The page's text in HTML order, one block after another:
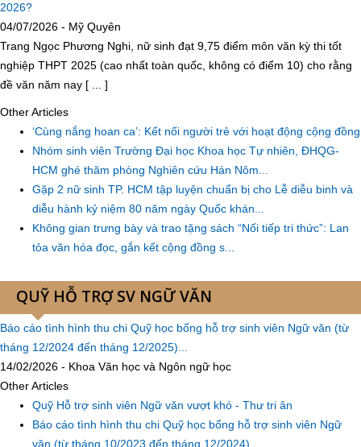
2026?
04/07/2026 - Mỹ Quyên
Trang Ngọc Phương Nghi, nữ sinh đạt 9,75 điểm môn văn kỳ thi tốt
nghiệp THPT 2025 (cao nhất toàn quốc, không có điểm 10) cho rằng
đề văn năm nay [ ... ]
Other Articles
‘Cùng nắng hoan ca’: Kết nối người trẻ với hoạt động cộng đồng
Nhóm sinh viên Trường Đại học Khoa học Tự nhiên, ĐHQG-
HCM ghé thăm phòng Nghiên cứu Hán Nôm...
Gặp 2 nữ sinh TP. HCM tập luyện chuẩn bị cho Lễ diễu binh và
diễu hành kỷ niệm 80 năm ngày Quốc khán...
Không gian trưng bày và trao tặng sách “Nối tiếp tri thức”: Lan
tỏa văn hóa đọc, gắn kết cộng đồng s...
QUỸ HỖ TRỢ SV NGỮ VĂN
Báo cáo tình hình thu chi Quỹ học bổng hỗ trợ sinh viên Ngữ văn (từ
tháng 12/2024 đến tháng 12/2025)...
14/02/2026 - Khoa Văn học và Ngôn ngữ học
Other Articles
Quỹ Hỗ trợ sinh viên Ngữ văn vượt khó - Thư tri ân
Báo cáo tình hình thu chi Quỹ học bổng hỗ trợ sinh viên Ngữ
văn (từ tháng 10/2023 đến tháng 12/2024)...